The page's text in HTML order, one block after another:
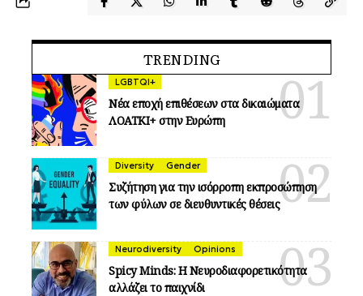
TRENDING
LGBTQI+
Νέα εποχή επιθέσεων στα δικαιώματα
ΛΟΑΤΚΙ+ στην Ευρώπη
Diversity Gender
Συζήτηση για την ισόρροπη εκπροσώπηση
των φύλων σε διευθυντικές θέσεις
Neurodiversity Opinions
Spicy Minds: Η Νευροδιαφορετικότητα
αλλάζει το παιχνίδι